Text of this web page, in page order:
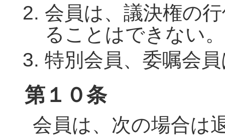
会員は、議決権の
ることはできない。
特別会員、委嘱会
第１０条
会員は、次の場合は